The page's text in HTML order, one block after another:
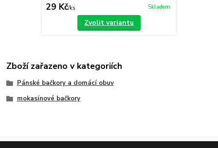
29 Kč/ks Skladem
Zvolit variantu
Zboží zařazeno v kategoriích
Pánské bačkory a domácí obuv
mokasínové bačkory